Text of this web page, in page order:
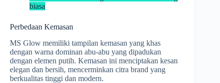
biasa
Perbedaan Kemasan
MS Glow memiliki tampilan kemasan yang khas
dengan warna dominan abu-abu yang dipadukan
dengan elemen putih. Kemasan ini menciptakan kesan
elegan dan bersih, mencerminkan citra brand yang
berkualitas tinggi dan modern.